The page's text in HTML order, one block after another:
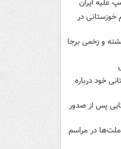
علیه ایران
خوزستانی در
و زخمی برجا
خود درباره
پس از صدور
در مراسم